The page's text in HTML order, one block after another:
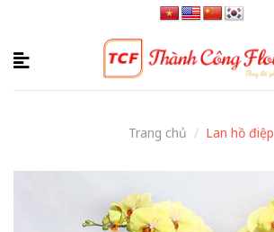
content
Trang chủ / Lan hồ điệp